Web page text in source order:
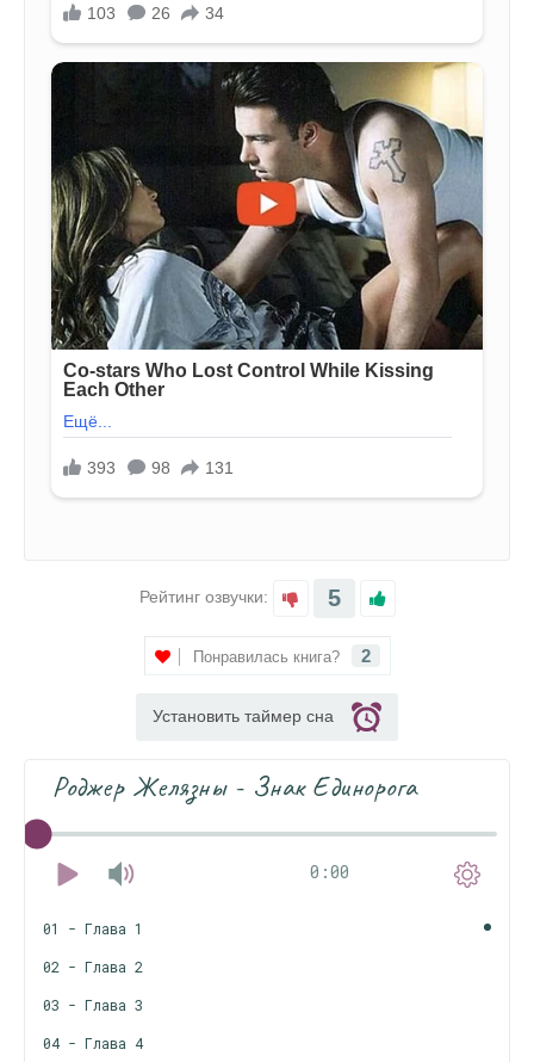
Рейтинг озвучки: 5
Понравилась книга? 2
Установить таймер сна
Роджер Желязны - Знак Единорога
0:00
01 - Глава 1
02 - Глава 2
03 - Глава 3
04 - Глава 4